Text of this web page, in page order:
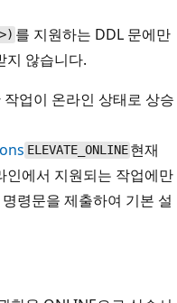
를 지원하는 DDL 문에만
지 않습니다.
업이 온라인 상태로 상승
ELEVATE_ONLINE 현재
인에서 지원되는 작업에만
령문을 제출하여 기본 설